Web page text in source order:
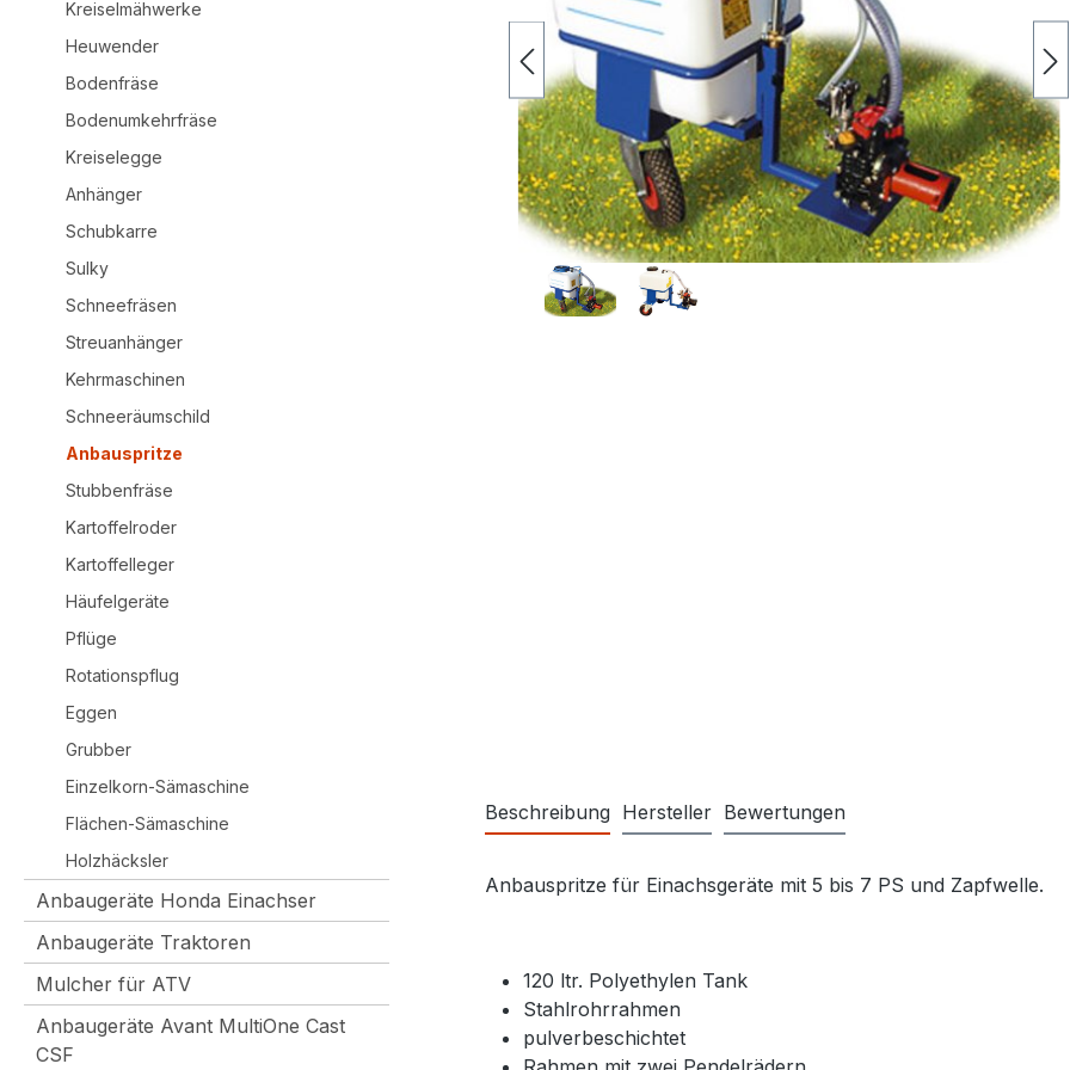
Kreiselmähwerke
Heuwender
Bodenfräse
Bodenumkehrfräse
Kreiselegge
Anhänger
Schubkarre
Sulky
Schneefräsen
Streuanhänger
Kehrmaschinen
Schneeräumschild
Anbauspritze
Stubbenfräse
Kartoffelroder
Kartoffelleger
Häufelgeräte
Pflüge
Rotationspflug
Eggen
Grubber
Einzelkorn-Sämaschine
Flächen-Sämaschine
Holzhäcksler
Anbaugeräte Honda Einachser
Anbaugeräte Traktoren
Mulcher für ATV
Anbaugeräte Avant MultiOne Cast
CSF
Beschreibung Hersteller Bewertungen
Anbauspritze für Einachsgeräte mit 5 bis 7 PS und Zapfwelle.
120 ltr. Polyethylen Tank
Stahlrohrrahmen
pulverbeschichtet